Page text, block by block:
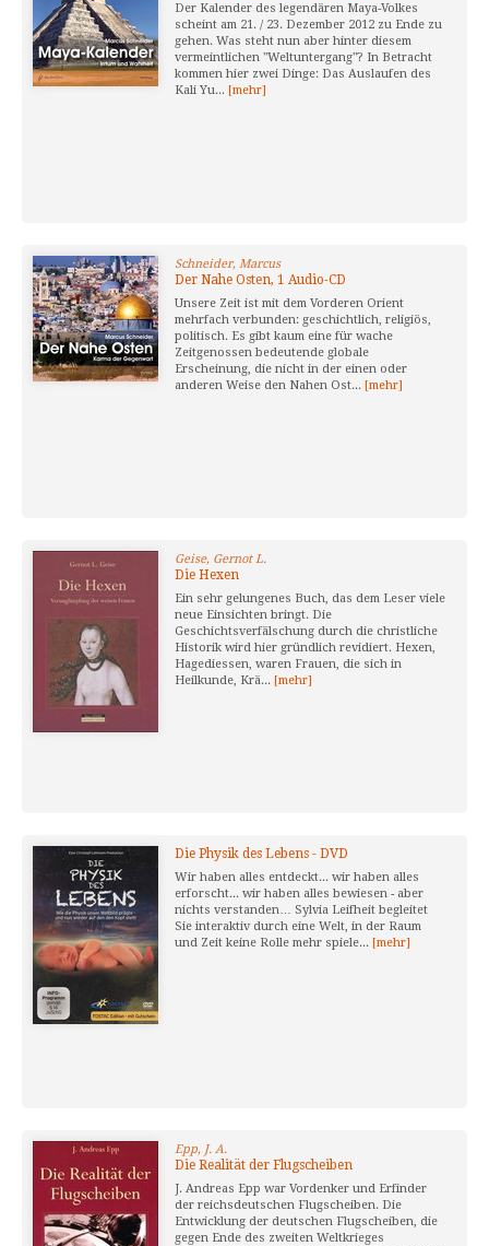
Der Kalender des legendären Maya-Volkes
scheint am 21. / 23. Dezember 2012 zu Ende zu
gehen. Was steht nun aber hinter diesem
vermeintlichen "Weltuntergang"? In Betracht
kommen hier zwei Dinge: Das Auslaufen des
Kali Yu... [mehr]
Schneider, Marcus
Der Nahe Osten, 1 Audio-CD
Unsere Zeit ist mit dem Vorderen Orient
mehrfach verbunden: geschichtlich, religiös,
politisch. Es gibt kaum eine für wache
Zeitgenossen bedeutende globale
Erscheinung, die nicht in der einen oder
anderen Weise den Nahen Ost... [mehr]
Geise, Gernot L.
Die Hexen
Ein sehr gelungenes Buch, das dem Leser viele
neue Einsichten bringt. Die
Geschichtsverfälschung durch die christliche
Historik wird hier gründlich revidiert. Hexen,
Hagediessen, waren Frauen, die sich in
Heilkunde, Krä... [mehr]
Die Physik des Lebens - DVD
Wir haben alles entdeckt... wir haben alles
erforscht... wir haben alles bewiesen - aber
nichts verstanden… Sylvia Leifheit begleitet
Sie interaktiv durch eine Welt, in der Raum
und Zeit keine Rolle mehr spiele... [mehr]
Epp, J. A.
Die Realität der Flugscheiben
J. Andreas Epp war Vordenker und Erfinder
der reichsdeutschen Flugscheiben. Die
Entwicklung der deutschen Flugscheiben, die
gegen Ende des zweiten Weltkrieges